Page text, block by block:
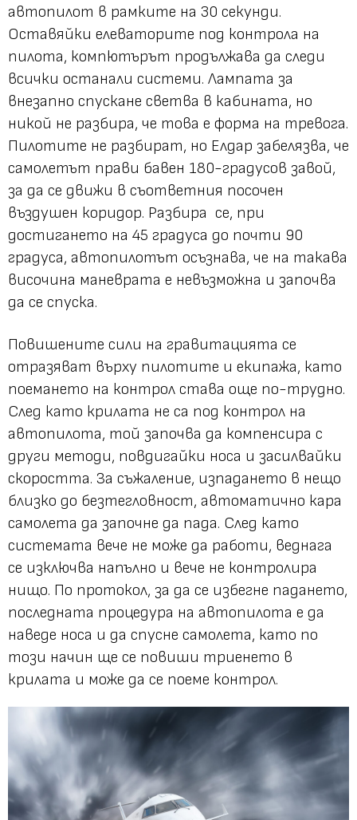
автопилот в рамките на 30 секунди.
Оставяйки елеваторите под контрола на
пилота, компютърът продължава да следи
всички останали системи. Лампата за
внезапно спускане светва в кабината, но
никой не разбира, че това е форма на тревога.
Пилотите не разбират, но Елдар забелязва, че
самолетът прави бавен 180-градусов завой,
за да се движи в съответния посочен
въздушен коридор. Разбира се, при
достигането на 45 градуса до почти 90
градуса, автопилотът осъзнава, че на такава
височина маневрата е невъзможна и започва
да се спуска.
Повишените сили на гравитацията се
отразяват върху пилотите и екипажа, като
поемането на контрол става още по-трудно.
След като крилата не са под контрол на
автопилота, той започва да компенсира с
други методи, повдигайки носа и засилвайки
скоростта. За съжаление, изпадането в нещо
близко до безтегловност, автоматично кара
самолета да започне да пада. След като
системата вече не може да работи, веднага
се изключва напълно и вече не контролира
нищо. По протокол, за да се избегне падането,
последната процедура на автопилота е да
наведе носа и да спусне самолета, като по
този начин ще се повиши триенето в
крилата и може да се поеме контрол.